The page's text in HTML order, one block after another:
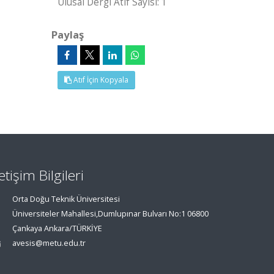
Paylaş
Atıf İçin Kopyala
Bilgileri
Orta Doğu Teknik Üniversitesi
Üniversiteler Mahallesi,Dumlupınar Bulvarı No:1 06800
Çankaya Ankara/TÜRKİYE
avesis@metu.edu.tr